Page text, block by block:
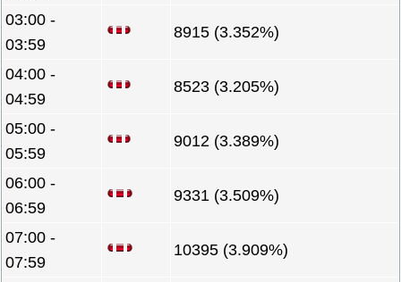
03:00 -
03:59
8915 (3.352%)
04:00 -
04:59
8523 (3.205%)
05:00 -
05:59
9012 (3.389%)
06:00 -
06:59
9331 (3.509%)
07:00 -
07:59
10395 (3.909%)